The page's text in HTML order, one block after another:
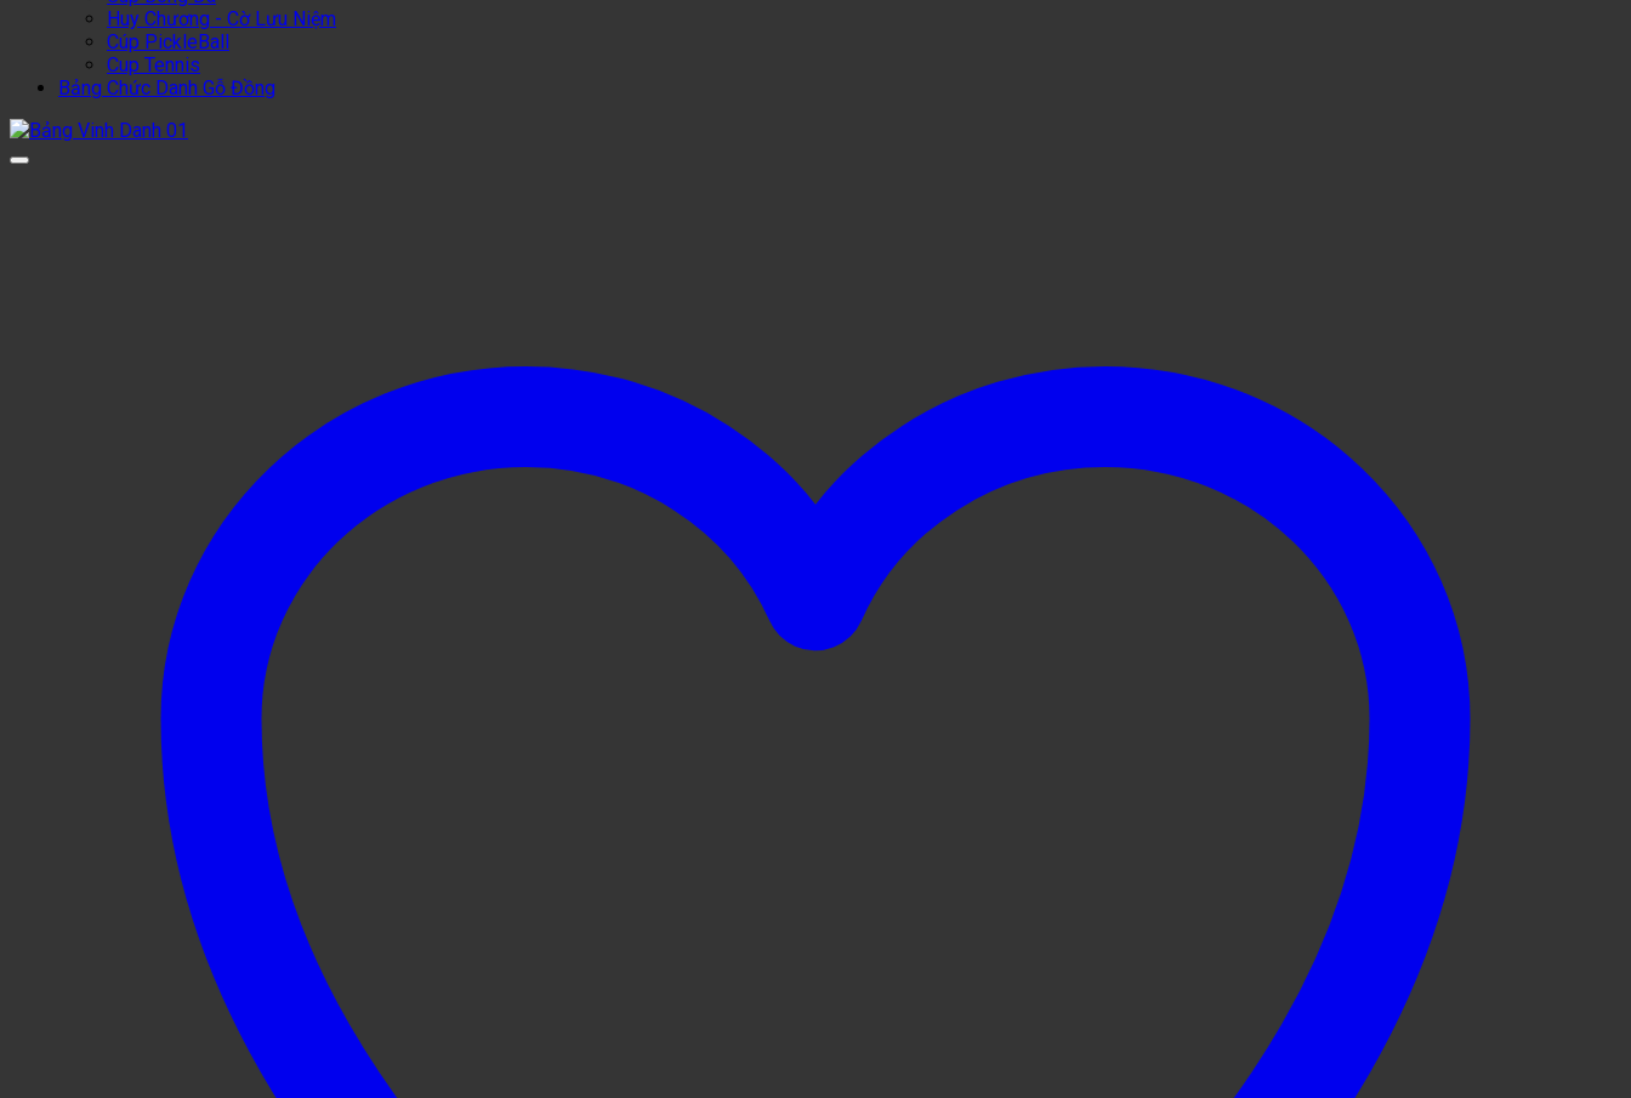
Huy Chương - Cờ Lưu Niệm
Cúp PickleBall
Cup Tennis
Bảng Chức Danh Gỗ Đồng